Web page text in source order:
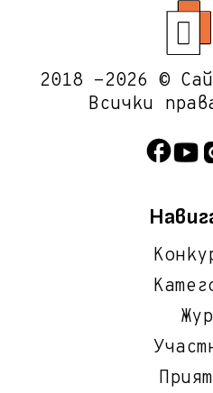
2018 -2026 ©
Всички